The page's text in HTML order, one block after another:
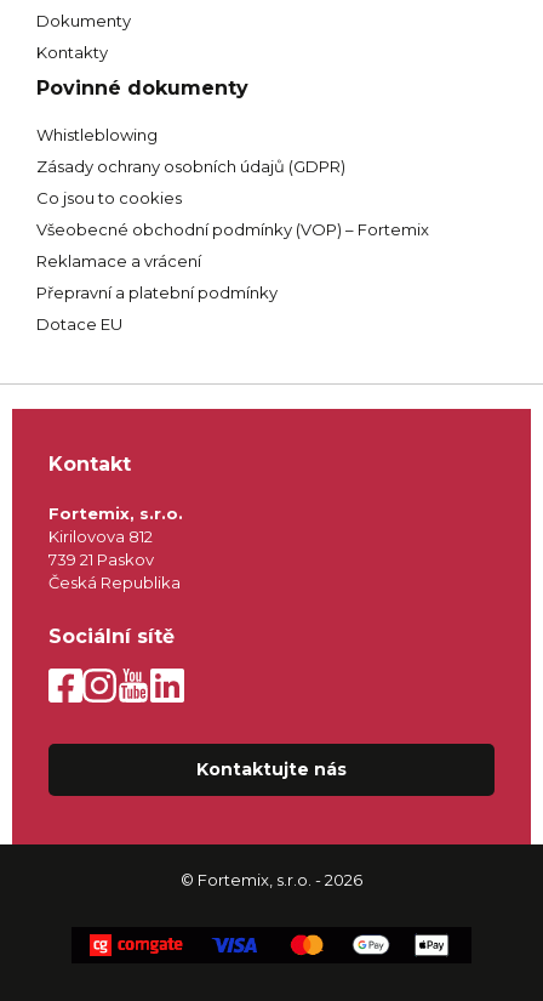
Dokumenty
Kontakty
Povinné dokumenty
Whistleblowing
Zásady ochrany osobních údajů (GDPR)
Co jsou to cookies
Všeobecné obchodní podmínky (VOP) – Fortemix
Reklamace a vrácení
Přepravní a platební podmínky
Dotace EU
© Fortemix, s.r.o. - 2026
Kontakt
Fortemix, s.r.o.
Kirilovova 812
739 21 Paskov
Česká Republika
Sociální sítě
Kontaktujte nás